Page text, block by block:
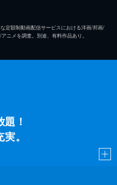
定額制動画配信サービスにおける洋画/邦画/
ニメを調査。別途、有料作品あり。
！
。